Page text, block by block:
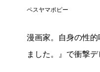
ペスヤマポピー
漫画家。自身の性
ました。』で衝撃デ